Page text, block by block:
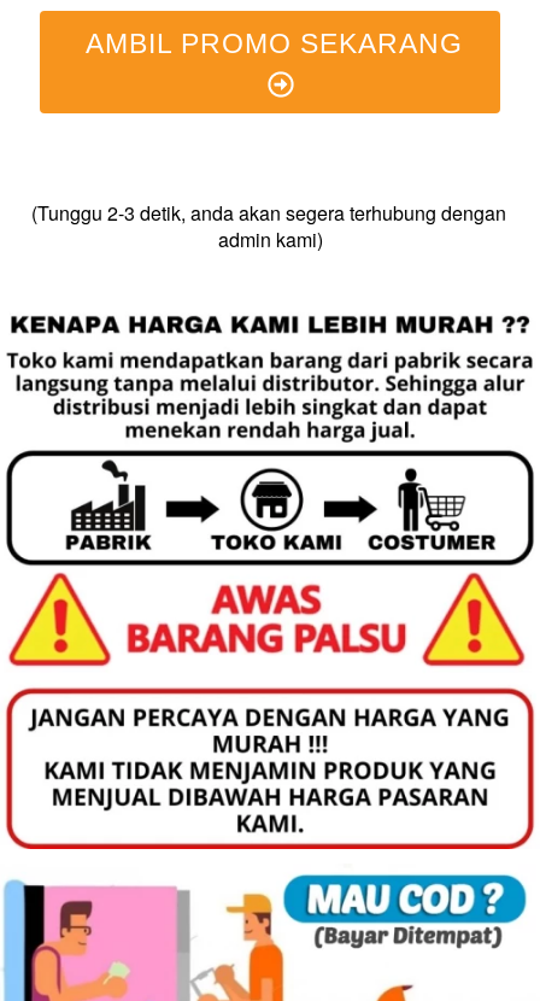
AMBIL PROMO SEKARANG
(Tunggu 2-3 detik, anda akan segera terhubung dengan
admin kami)